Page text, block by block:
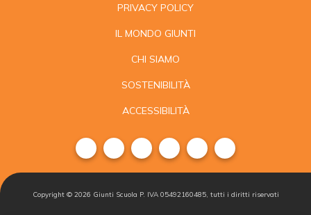
PRIVACY POLICY
IL MONDO GIUNTI
CHI SIAMO
SOSTENIBILITÀ
ACCESSIBILITÀ
Copyright © 2026 Giunti Scuola P. IVA 05492160485, tutti i diritti riservati